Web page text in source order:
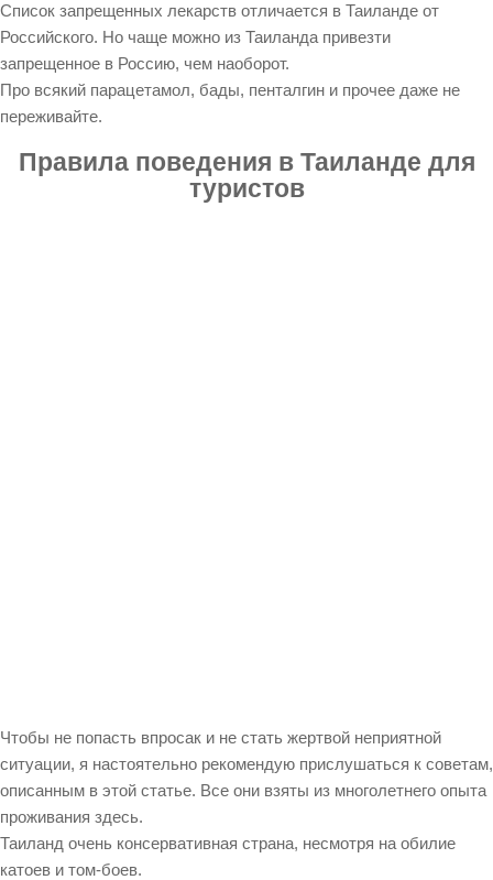
Список запрещенных лекарств отличается в Таиланде от
Российского. Но чаще можно из Таиланда привезти
запрещенное в Россию, чем наоборот.
Про всякий парацетамол, бады, пенталгин и прочее даже не
переживайте.
Правила поведения в Таиланде для
туристов
Чтобы не попасть впросак и не стать жертвой неприятной
ситуации, я настоятельно рекомендую прислушаться к советам,
описанным в этой статье. Все они взяты из многолетнего опыта
проживания здесь.
Таиланд очень консервативная страна, несмотря на обилие
катоев и том-боев.